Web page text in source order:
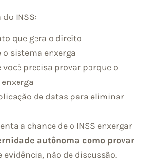
do INSS:
que gera o direito
o sistema enxerga
você precisa provar porque o
de datas para eliminar
a chance de o INSS enxergar
autônoma como provar
evidência, não de discussão.